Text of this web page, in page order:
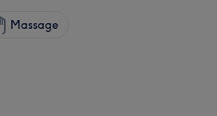
Massage